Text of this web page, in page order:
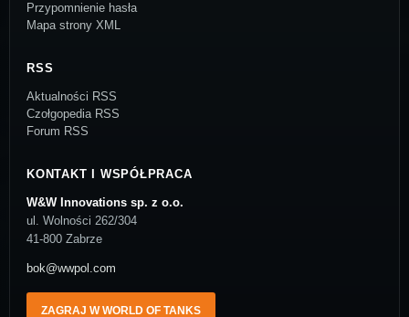
Przypomnienie hasła
Mapa strony XML
RSS
Aktualności RSS
Czołgopedia RSS
Forum RSS
KONTAKT I WSPÓŁPRACA
W&W Innovations sp. z o.o.
ul. Wolności 262/304
41-800 Zabrze
bok@wwpol.com
ZAGRAJ W WORLD OF TANKS